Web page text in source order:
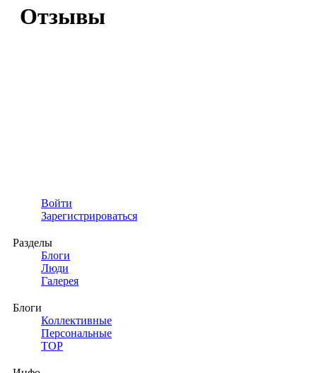
Отзывы
Войти
Зарегистрироваться
Разделы
Блоги
Люди
Галерея
Блоги
Коллективные
Персональные
TOP